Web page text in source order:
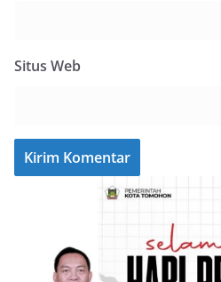
Situs Web